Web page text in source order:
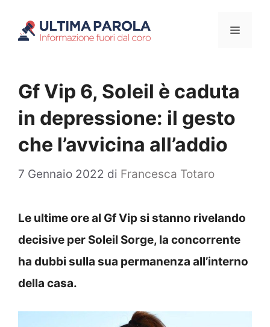
Menu
Gf Vip 6, Soleil è caduta
in depressione: il gesto
che l’avvicina all’addio
7 Gennaio 2022 di Francesca Totaro
Le ultime ore al Gf Vip si stanno rivelando
decisive per Soleil Sorge, la concorrente
ha dubbi sulla sua permanenza all’interno
della casa.